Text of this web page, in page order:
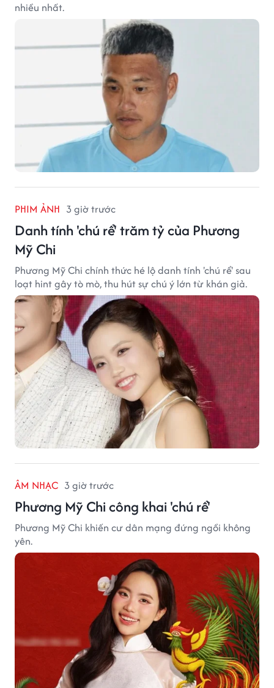
nhiều nhất.
PHIM ẢNH 3 giờ trước
Danh tính 'chú rể' trăm tỷ của Phương
Mỹ Chi
Phương Mỹ Chi chính thức hé lộ danh tính 'chú rể' sau
loạt hint gây tò mò, thu hút sự chú ý lớn từ khán giả.
ÂM NHẠC 3 giờ trước
Phương Mỹ Chi công khai 'chú rể'
Phương Mỹ Chi khiến cư dân mạng đứng ngồi không
yên.